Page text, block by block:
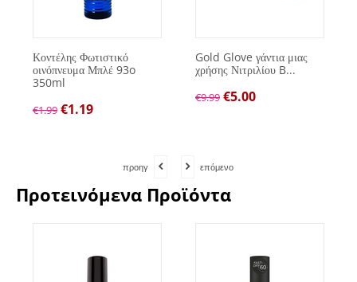
Κοντέλης Φωτιστικό
οινόπνευμα Μπλέ 93o
350ml
€1.99 €1.19
Gold Glove γάντια μιας
χρήσης Νιτριλίου B...
€9.99 €5.00
προηγ επόμενο
Προτεινόμενα Προϊόντα